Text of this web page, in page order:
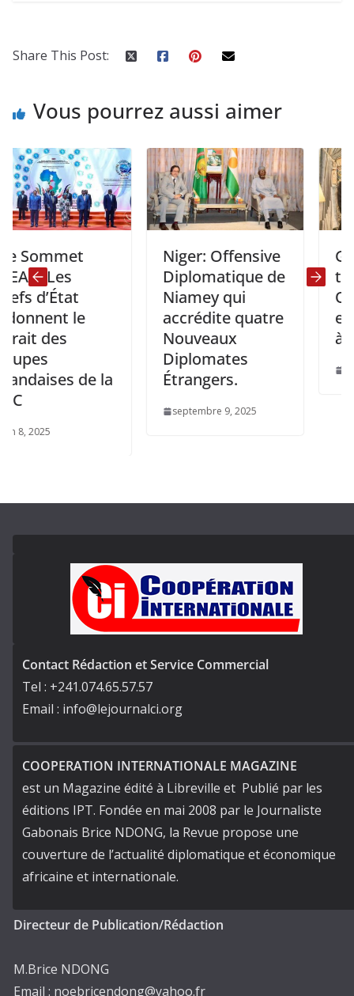
Share This Post:
Vous pourrez aussi aimer
Les
le
de la
Niger: Offensive
Diplomatique de
Niamey qui
accrédite quatre
Nouveaux
Diplomates
Étrangers.
septembre 9, 2025
tête à
Oligui
et Sidi
à
Contact Rédaction et Service Commercial
Tel : +241.074.65.57.57
Email : info@lejournalci.org
COOPERATION INTERNATIONALE MAGAZINE
est un Magazine édité à Libreville et Publié par les
éditions IPT. Fondée en mai 2008 par le Journaliste
Gabonais Brice NDONG, la Revue propose une
couverture de l’actualité diplomatique et économique
africaine et internationale.
Directeur de Publication/Rédaction
M.Brice NDONG
Email : noebricendong@yahoo.fr